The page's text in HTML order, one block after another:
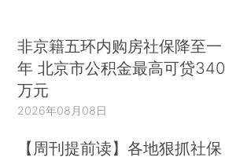
非京籍五环内购房社保降至一
年 北京市公积金最高可贷340
万元
2026年08月08日
【周刊提前读】各地狠抓社保